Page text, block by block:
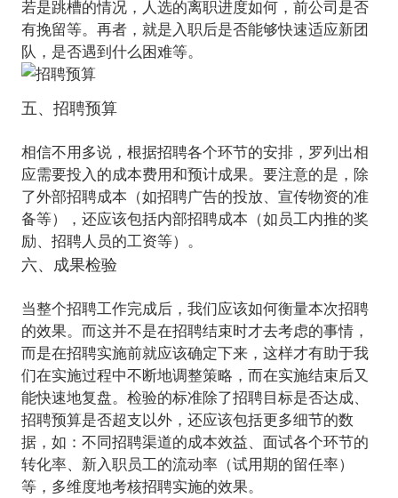
若是跳槽的情况，人选的离职进度如何，前公司是否
有挽留等。再者，就是入职后是否能够快速适应新团
五、招聘预算
相信不用多说，根据招聘各个环节的安排，罗列出相
应需要投入的成本费用和预计成果。要注意的是，除
了外部招聘成本（如招聘广告的投放、宣传物资的准
备等），还应该包括内部招聘成本（如员工内推的奖
六、成果检验
当整个招聘工作完成后，我们应该如何衡量本次招聘
的效果。而这并不是在招聘结束时才去考虑的事情，
而是在招聘实施前就应该确定下来，这样才有助于我
们在实施过程中不断地调整策略，而在实施结束后又
能快速地复盘。检验的标准除了招聘目标是否达成、
招聘预算是否超支以外，还应该包括更多细节的数
据，如：不同招聘渠道的成本效益、面试各个环节的
转化率、新入职员工的流动率（试用期的留任率）
等，多维度地考核招聘实施的效果。